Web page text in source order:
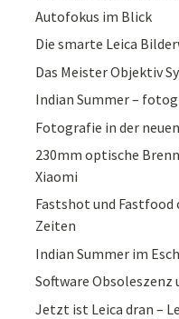
Autofokus im Blick
Die smarte Leica
Das Meister Objektiv
Indian Summer –
Fotografie in der
230mm optische
Xiaomi
Fastshot und
Zeiten
Indian Summer im
Software
Jetzt ist Leica dran –